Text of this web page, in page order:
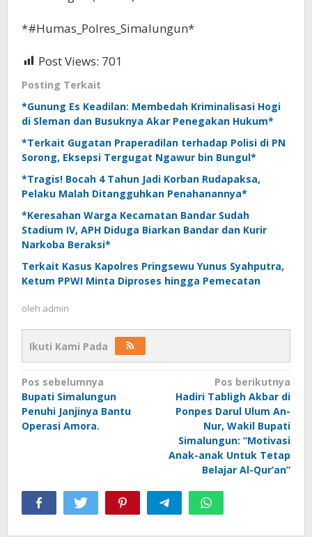
*#Humas_Polres_Simalungun*
Post Views: 701
Posting Terkait
*Gunung Es Keadilan: Membedah Kriminalisasi Hogi
di Sleman dan Busuknya Akar Penegakan Hukum*
*Terkait Gugatan Praperadilan terhadap Polisi di PN
Sorong, Eksepsi Tergugat Ngawur bin Bungul*
*Tragis! Bocah 4 Tahun Jadi Korban Rudapaksa,
Pelaku Malah Ditangguhkan Penahanannya*
*Keresahan Warga Kecamatan Bandar Sudah
Stadium IV, APH Diduga Biarkan Bandar dan Kurir
Narkoba Beraksi*
Terkait Kasus Kapolres Pringsewu Yunus Syahputra,
Ketum PPWI Minta Diproses hingga Pemecatan
oleh admin
Ikuti Kami Pada
Navigasi
pos
Pos sebelumnya
Bupati Simalungun
Penuhi Janjinya Bantu
Operasi Amora.
Pos berikutnya
Hadiri Tabligh Akbar di
Ponpes Darul Ulum An-
Nur, Wakil Bupati
Simalungun: “Motivasi
Anak-anak Untuk Tetap
Belajar Al-Qur’an”